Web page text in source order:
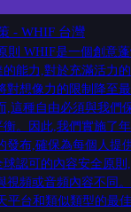
- WHIF 台灣
則 WHIF是一個創意
能力,對於充滿活力
對想像力的限制降至
,這種自由必須與我們
。因此,我們實施了
發布,確保為每個人提
認可的內容安全原
視頻或音頻內容不同
平台和類似類型的最